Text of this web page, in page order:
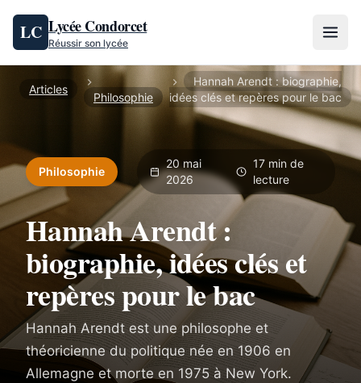
Aller au contenu
LC Lycée Condorcet
Réussir son lycée
Articles
Philosophie
Hannah Arendt : biographie,
idées clés et repères pour le bac
Philosophie
20 mai
2026
17 min de
lecture
Hannah Arendt :
biographie, idées clés et
repères pour le bac
Hannah Arendt est une philosophe et
théoricienne du politique née en 1906 en
Allemagne et morte en 1975 à New York.